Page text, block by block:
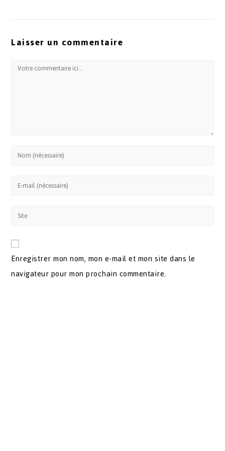
Laisser un commentaire
Enregistrer mon nom, mon e-mail et mon site dans le
navigateur pour mon prochain commentaire.